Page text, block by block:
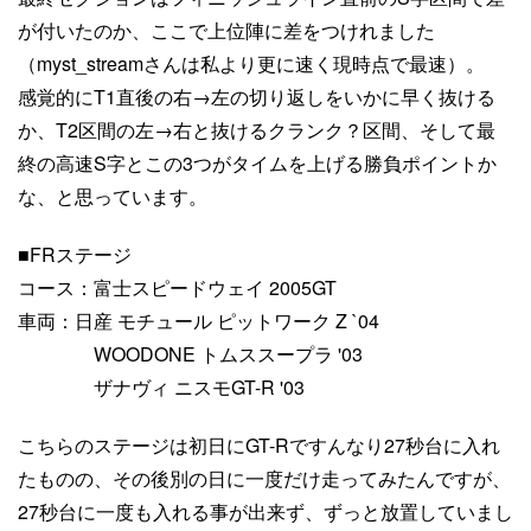
が付いたのか、ここで上位陣に差をつけれました
（myst_streamさんは私より更に速く現時点で最速）。
感覚的にT1直後の右→左の切り返しをいかに早く抜ける
か、T2区間の左→右と抜けるクランク？区間、そして最
終の高速S字とこの3つがタイムを上げる勝負ポイントか
な、と思っています。
■FRステージ
コース：富士スピードウェイ 2005GT
車両：日産 モチュール ピットワーク Z `04
WOODONE トムススープラ '03
ザナヴィ ニスモGT-R '03
こちらのステージは初日にGT-Rですんなり27秒台に入れ
たものの、その後別の日に一度だけ走ってみたんですが、
27秒台に一度も入れる事が出来ず、ずっと放置していまし